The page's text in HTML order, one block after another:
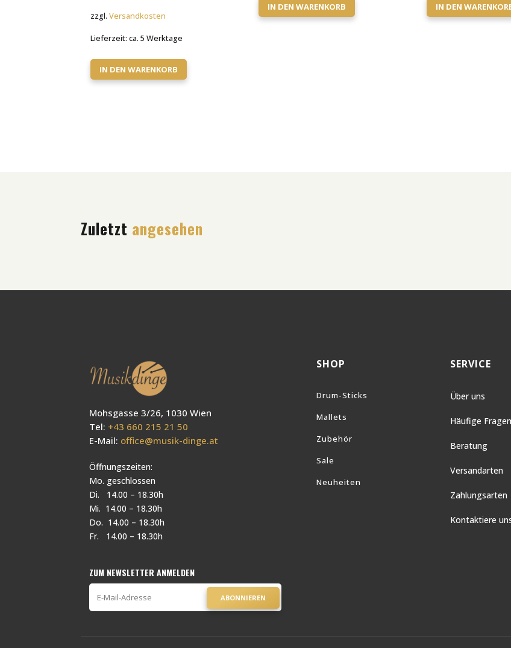
zzgl.Versandkosten
Lieferzeit:ca. 5 Werktage
IN DEN WARENKORB
IN DEN WARENKORB IN DEN
Zuletzt angesehen
Mohsgasse 3/26, 1030 Wien
Tel: +43 660 215 21 50
E-Mail: office@musik-dinge.at
Öffnungszeiten:
Mo. geschlossen
Di. 14.00 – 18.30h
Mi. 14.00 – 18.30h
Do. 14.00 – 18.30h
Fr. 14.00 – 18.30h
ZUM NEWSLETTER ANMELDEN
ABONNIEREN
SHOP
Drum-Sticks
Mallets
Zubehör
Sale
Neuheiten
SERVICE
Über uns
Häufige
Beratung
Versandarten
Zahlungsarten
Kontaktiere